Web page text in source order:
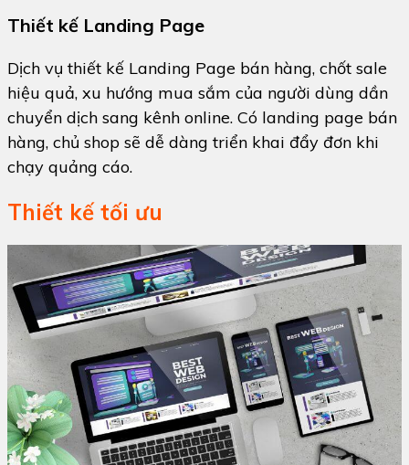
Thiết kế Landing Page
Dịch vụ thiết kế Landing Page bán hàng, chốt sale
hiệu quả, xu hướng mua sắm của người dùng dần
chuyển dịch sang kênh online. Có landing page bán
hàng, chủ shop sẽ dễ dàng triển khai đẩy đơn khi
chạy quảng cáo.
Thiết kế tối ưu